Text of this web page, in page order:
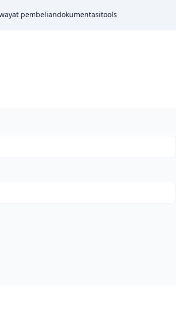
pembeliandokumentasitools